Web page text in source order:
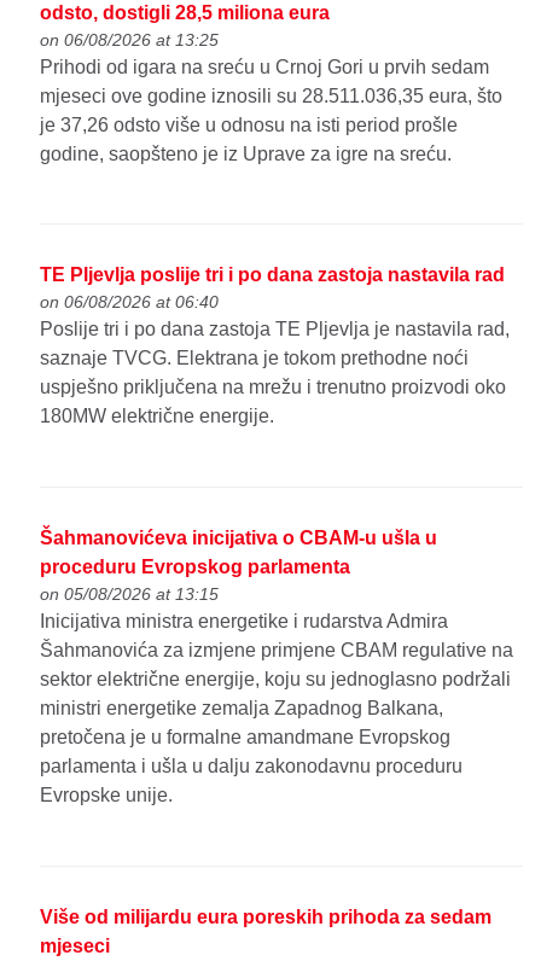
odsto, dostigli 28,5 miliona eura
on 06/08/2026 at 13:25
Prihodi od igara na sreću u Crnoj Gori u prvih sedam
mjeseci ove godine iznosili su 28.511.036,35 eura, što
je 37,26 odsto više u odnosu na isti period prošle
godine, saopšteno je iz Uprave za igre na sreću.
TE Pljevlja poslije tri i po dana zastoja nastavila rad
on 06/08/2026 at 06:40
Poslije tri i po dana zastoja TE Pljevlja je nastavila rad,
saznaje TVCG. Elektrana je tokom prethodne noći
uspješno priključena na mrežu i trenutno proizvodi oko
180MW električne energije.
Šahmanovićeva inicijativa o CBAM-u ušla u
proceduru Evropskog parlamenta
on 05/08/2026 at 13:15
Inicijativa ministra energetike i rudarstva Admira
Šahmanovića za izmjene primjene CBAM regulative na
sektor električne energije, koju su jednoglasno podržali
ministri energetike zemalja Zapadnog Balkana,
pretočena je u formalne amandmane Evropskog
parlamenta i ušla u dalju zakonodavnu proceduru
Evropske unije.
Više od milijardu eura poreskih prihoda za sedam
mjeseci